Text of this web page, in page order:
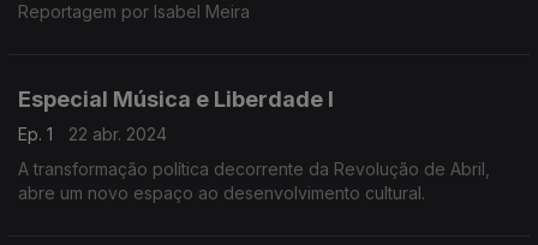
Reportagem por Isabel Meira
Especial Música e Liberdade I
Ep. 1
22 abr. 2024
A transformação política decorrente da Revolução de Abril,
abre um novo espaço ao desenvolvimento cultural.